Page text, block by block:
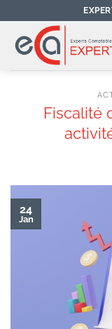
au
contenu
Fiscalité
24
Jan